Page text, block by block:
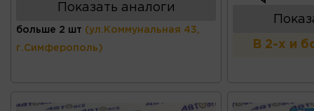
Показать аналоги
больше 2 шт (ул.Коммунальная 43,
г.Симферополь) В 2-х и